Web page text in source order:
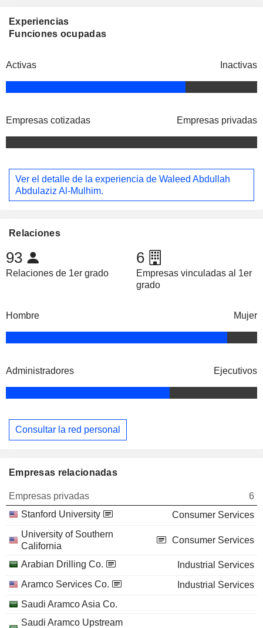
Experiencias
Funciones ocupadas
Activas Inactivas
Empresas cotizadas Empresas privadas
Ver el detalle de la experiencia de Waleed Abdullah
Abdulaziz Al-Mulhim.
Relaciones
93
Relaciones de 1er grado
6
Empresas vinculadas al 1er
grado
Hombre Mujer
Administradores Ejecutivos
Consultar la red personal
Empresas relacionadas
Empresas privadas
6
Stanford University
Consumer Services
University of Southern
California
Consumer Services
Arabian Drilling Co.
Industrial Services
Aramco Services Co.
Industrial Services
Saudi Aramco Asia Co.
Saudi Aramco Upstream